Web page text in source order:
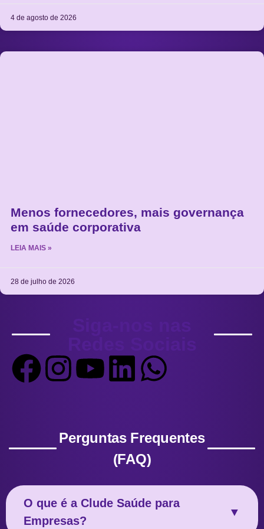
4 de agosto de 2026
Menos fornecedores, mais governança
em saúde corporativa
LEIA MAIS »
28 de julho de 2026
Perguntas Frequentes
(FAQ)
O que é a Clude Saúde para
Empresas?
▼